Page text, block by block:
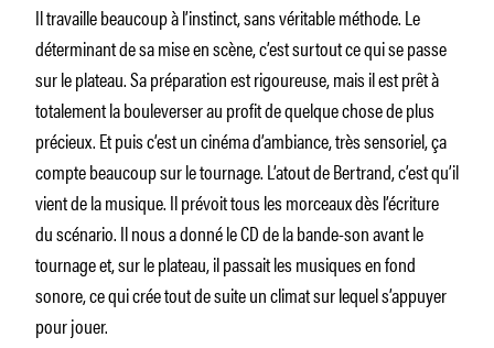
Il travaille beaucoup à l’instinct, sans véritable méthode. Le
déterminant de sa mise en scène, c’est surtout ce qui se passe
sur le plateau. Sa préparation est rigoureuse, mais il est prêt à
totalement la bouleverser au profit de quelque chose de plus
précieux. Et puis c’est un cinéma d’ambiance, très sensoriel, ça
compte beaucoup sur le tournage. L’atout de Bertrand, c’est qu’il
vient de la musique. Il prévoit tous les morceaux dès l’écriture
du scénario. Il nous a donné le CD de la bande-son avant le
tournage et, sur le plateau, il passait les musiques en fond
sonore, ce qui crée tout de suite un climat sur lequel s’appuyer
pour jouer.